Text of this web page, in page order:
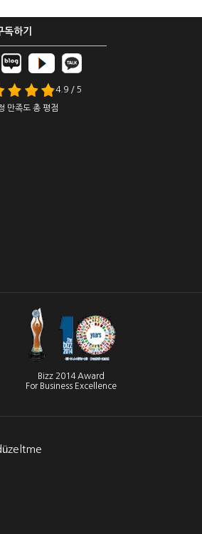
독하기
4.9 / 5
만족도 총 평점
Bizz 2014 Award
For Business Excellence